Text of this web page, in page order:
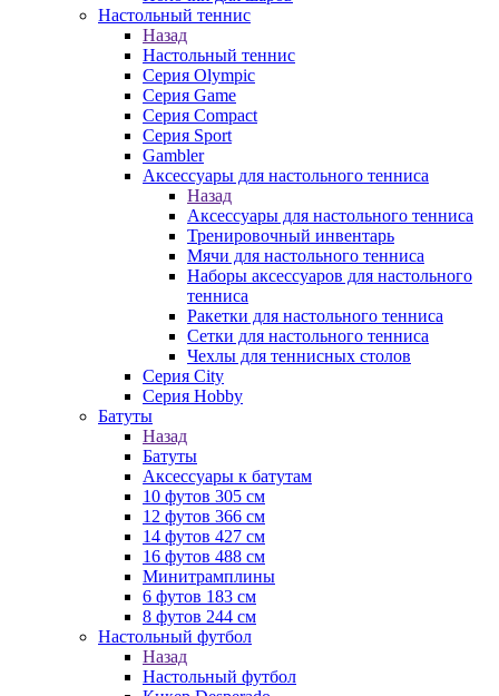
Настольный теннис
Назад
Настольный теннис
Серия Olympic
Серия Game
Серия Compact
Серия Sport
Gambler
Аксессуары для настольного тенниса
Назад
Аксессуары для настольного тенниса
Тренировочный инвентарь
Мячи для настольного тенниса
Наборы аксессуаров для настольного
тенниса
Ракетки для настольного тенниса
Сетки для настольного тенниса
Чехлы для теннисных столов
Серия City
Серия Hobby
Батуты
Назад
Батуты
Аксессуары к батутам
10 футов 305 см
12 футов 366 см
14 футов 427 см
16 футов 488 см
Минитрамплины
6 футов 183 см
8 футов 244 см
Настольный футбол
Назад
Настольный футбол